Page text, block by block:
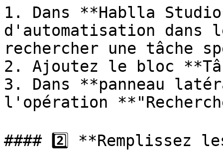
1. Dans **Hablla
d'automatisation dans
rechercher une tâche
2. Ajoutez le bloc
3. Dans **panneau
l'opération
#### 2️⃣ **Remplissez